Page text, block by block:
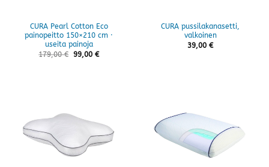
CURA Pearl Cotton Eco
painopeitto 150×210 cm ·
useita painoja
179,00€ 99,00 €
CURA pussilakanasetti,
valkoinen
39,00 €